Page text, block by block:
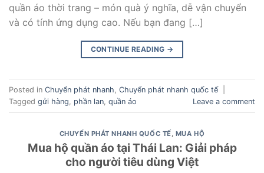
quần áo thời trang – món quà ý nghĩa, dễ vận chuyển
và có tính ứng dụng cao. Nếu bạn đang […]
CONTINUE READING →
Posted in Chuyển phát nhanh Chuyển phát nhanh quốc tế
Tagged gửi hàng phần lan quần áo Leave a comment
CHUYỂN PHÁT NHANH QUỐC TẾ, MUA HỘ
Mua hộ quần áo tại Thái Lan: Giải pháp
cho người tiêu dùng Việt